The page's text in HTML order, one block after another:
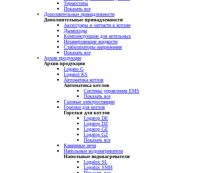
Термостаты
Показать все
Дополнительные принадлежности
Дополнительные принадлежности
Аксессуары и запчасти к котлам
Дымоходы
Комплектующие для котельных
Незамерзающие жидкости
Стабилизаторы напряжения
Показать все
Архив продукции
Архив продукции
Logano G
Logasol KS
Автоматика котлов
Автоматика котлов
Системы управления EMS
Показать все
Газовые электростанции
Горелки для котлов
Горелки для котлов
Logatop DE
Logatop DZ
Logatop GE
Logatop GZ
Показать все
Каминные печи
Напольные водонагреватели
Напольные водонагреватели
Logalux SL
Logalux SMH